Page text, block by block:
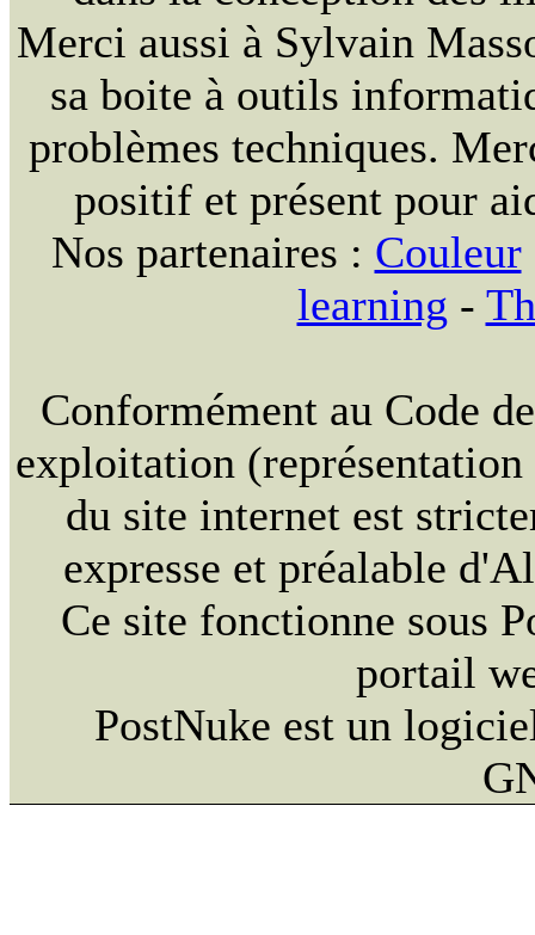
Merci aussi à Sylvain
sa boite à outils
problèmes techniques.
positif et présent pour
Nos partenaires : Couleur
learning -
Conformément au Code
exploitation
du site internet est
expresse et préalable
Ce site fonctionne sous
portail
PostNuke est un